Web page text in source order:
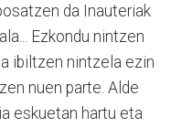
da Inauteriak
Ezkondu nintzen
ibiltzen nintzela ezin
nuen parte. Alde
eskuetan hartu eta